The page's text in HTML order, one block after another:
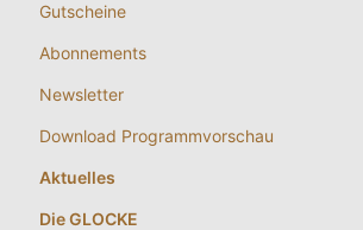
Gutscheine
Abonnements
Newsletter
Download Programmvorschau
Aktuelles
Die GLOCKE